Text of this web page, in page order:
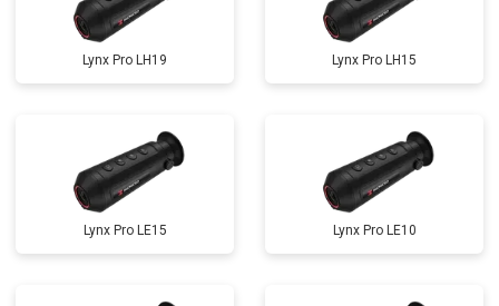
Lynx Pro LH19 Lynx Pro LH15
Lynx Pro LE15 Lynx Pro LE10